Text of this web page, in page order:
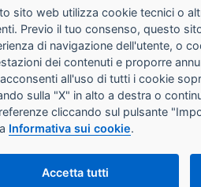
IVA esclusa
GALIMBERTI S.r.L.
Via Giovanni Quarena 220/A 25085
Email:store@galimbertiweb.it
P.I. / C.F. 01739580981 Ufficio
sito web utilizza cookie tecnici o
Previo il tuo consenso, questo
di navigazione dell'utente, o
dei contenuti e proporre
all'uso di tutti i cookie
sulla "X" in alto a destra o
cliccando sul pulsante
Informativa sui cookie.
Accetta tutti